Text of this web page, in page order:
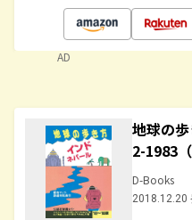
AD
地球の
2-1983
D-Books
2018.12.20